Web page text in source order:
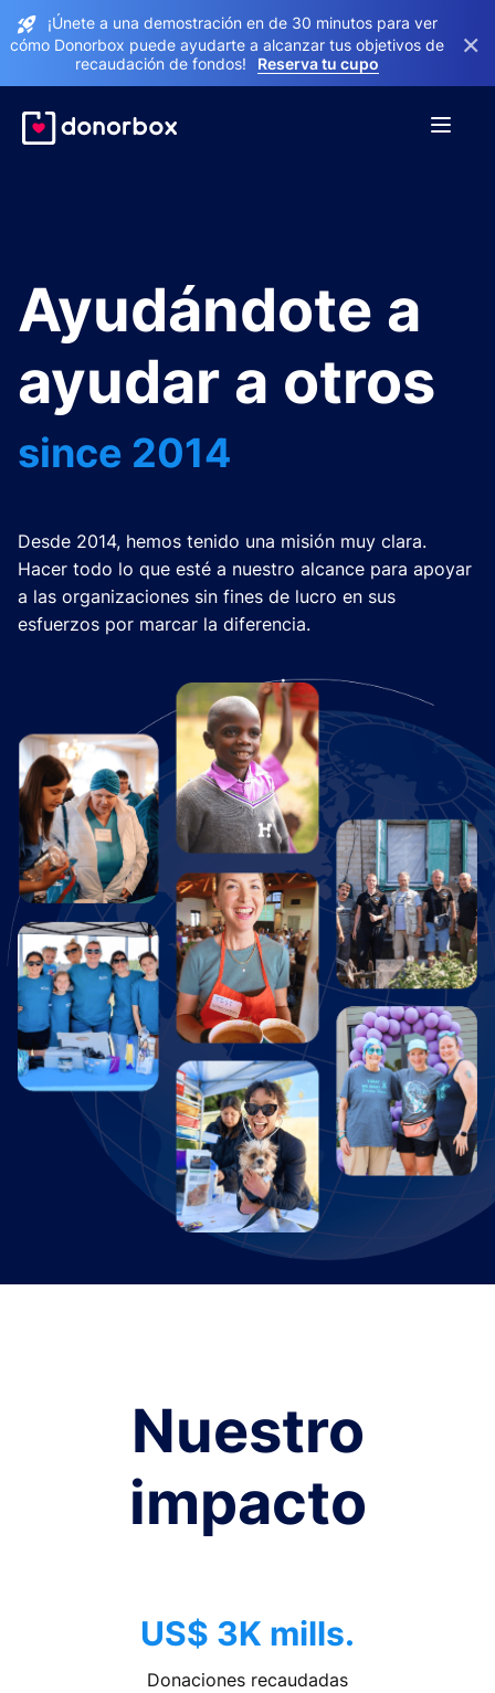
¡Únete a una demostración en de 30 minutos para ver
cómo Donorbox puede ayudarte a alcanzar tus objetivos de
recaudación de fondos!
Reserva tu cupo
×
Ayudándote a
ayudar a otros
since 2014
Desde 2014, hemos tenido una misión muy clara.
Hacer todo lo que esté a nuestro alcance para apoyar
a las organizaciones sin fines de lucro en sus
esfuerzos por marcar la diferencia.
Nuestro
impacto
US$ 3K mills.
Donaciones recaudadas